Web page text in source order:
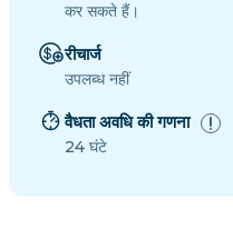
कर सकते हैं।
रीचार्ज
उपलब्ध नहीं
वैधता अवधि की गणना
24 घंटे